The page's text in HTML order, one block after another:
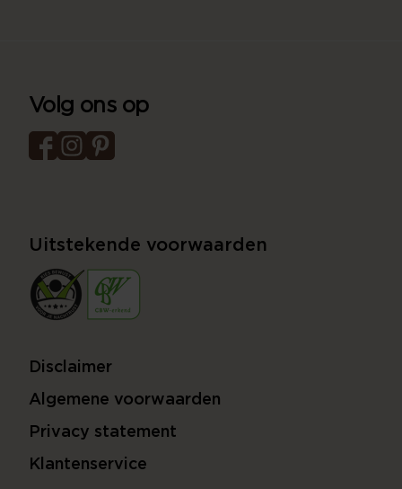
Volg ons op
Uitstekende voorwaarden
Disclaimer
Algemene voorwaarden
Privacy statement
Klantenservice